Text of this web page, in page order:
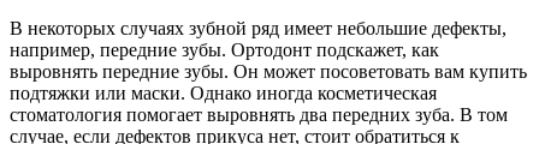
В некоторых случаях зубной ряд имеет небольшие дефекты,
например, передние зубы. Ортодонт подскажет, как
выровнять передние зубы. Он может посоветовать вам купить
подтяжки или маски. Однако иногда косметическая
стоматология помогает выровнять два передних зуба. В том
случае, если дефектов прикуса нет, стоит обратиться к